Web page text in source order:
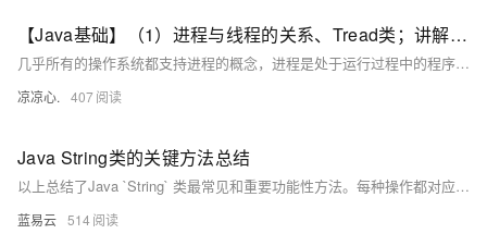
【Java基础】（1）进程与线程的关系、Tread类；讲解基本线程安全、网络编程内容；JSON序列化与反序列化
几乎所有的操作系统都支持进程的概念，进程是处于运行过程中的程序，并且具有一定的独立功能，进程是系统进行资源分配和调度的一个独立单位一般而言，进程包含如下三个特征。独立性动态性并发性。
凉凉心. 407
Java String类的关键方法总结
以上总结了Java `String` 类最常见和重要功能性方法。每种操作都对应着日常编程任务，并且理解每种操作如何影响及处理 `Strings` 对于任何使用 Java 的开发者来说都至关重要。
蓝易云 514